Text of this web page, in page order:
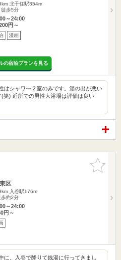
北千住駅354m
徒歩5分
～24:00
円～
漫画
の宿泊プランを見る
はシャワー２室のみです。湯の出が悪い
笑) 近所での男性大浴場は評価は良い
お気に入
りに追加
区
入谷駅176m
歩約2分
～24:00
円～
、入谷で降りて銭湯に行ってきまし